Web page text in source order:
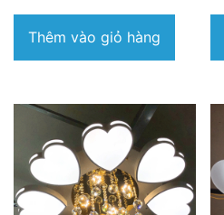
Thêm vào giỏ hàng